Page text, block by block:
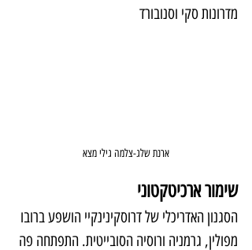
מדרונות סקי וסנובורד
ארנת שלג-צלמה גילי מצא
שימור ארכיטקטוני
הסגנון האדריכלי של דרוסקינינקיי הושפע ברובו
מפולין, גרמניה ורוסיה הסובייטית. התפתחה פה